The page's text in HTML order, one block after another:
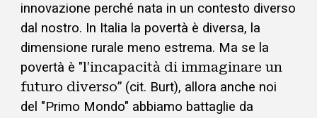
innovazione perché nata in un contesto diverso
dal nostro. In Italia la povertà è diversa, la
dimensione rurale meno estrema. Ma se la
povertà è "l'incapacità di immaginare un
futuro diverso” (cit. Burt), allora anche noi
del "Primo Mondo" abbiamo battaglie da